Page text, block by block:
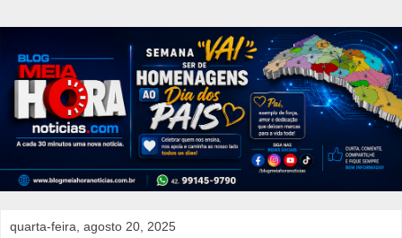
quarta-feira, agosto 20, 2025